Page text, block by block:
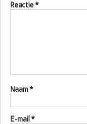
Reactie*
Naam*
E-mail *